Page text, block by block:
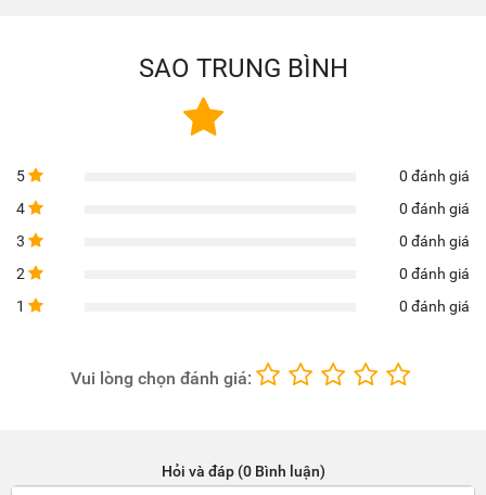
SAO TRUNG BÌNH
5
0 đánh giá
4
0 đánh giá
3
0 đánh giá
2
0 đánh giá
1
0 đánh giá
Vui lòng chọn đánh giá:
Hỏi và đáp (0 Bình luận)